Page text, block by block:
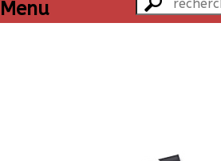
Menu